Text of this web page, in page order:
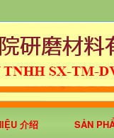
介绍 SẢN